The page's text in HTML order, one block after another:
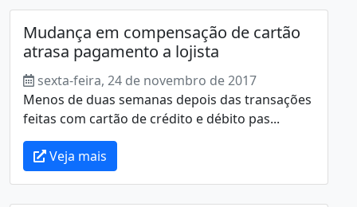
Mudança em compensação de cartão
atrasa pagamento a lojista
sexta-feira, 24 de novembro de 2017
Menos de duas semanas depois das transações
feitas com cartão de crédito e débito pas...
Veja mais